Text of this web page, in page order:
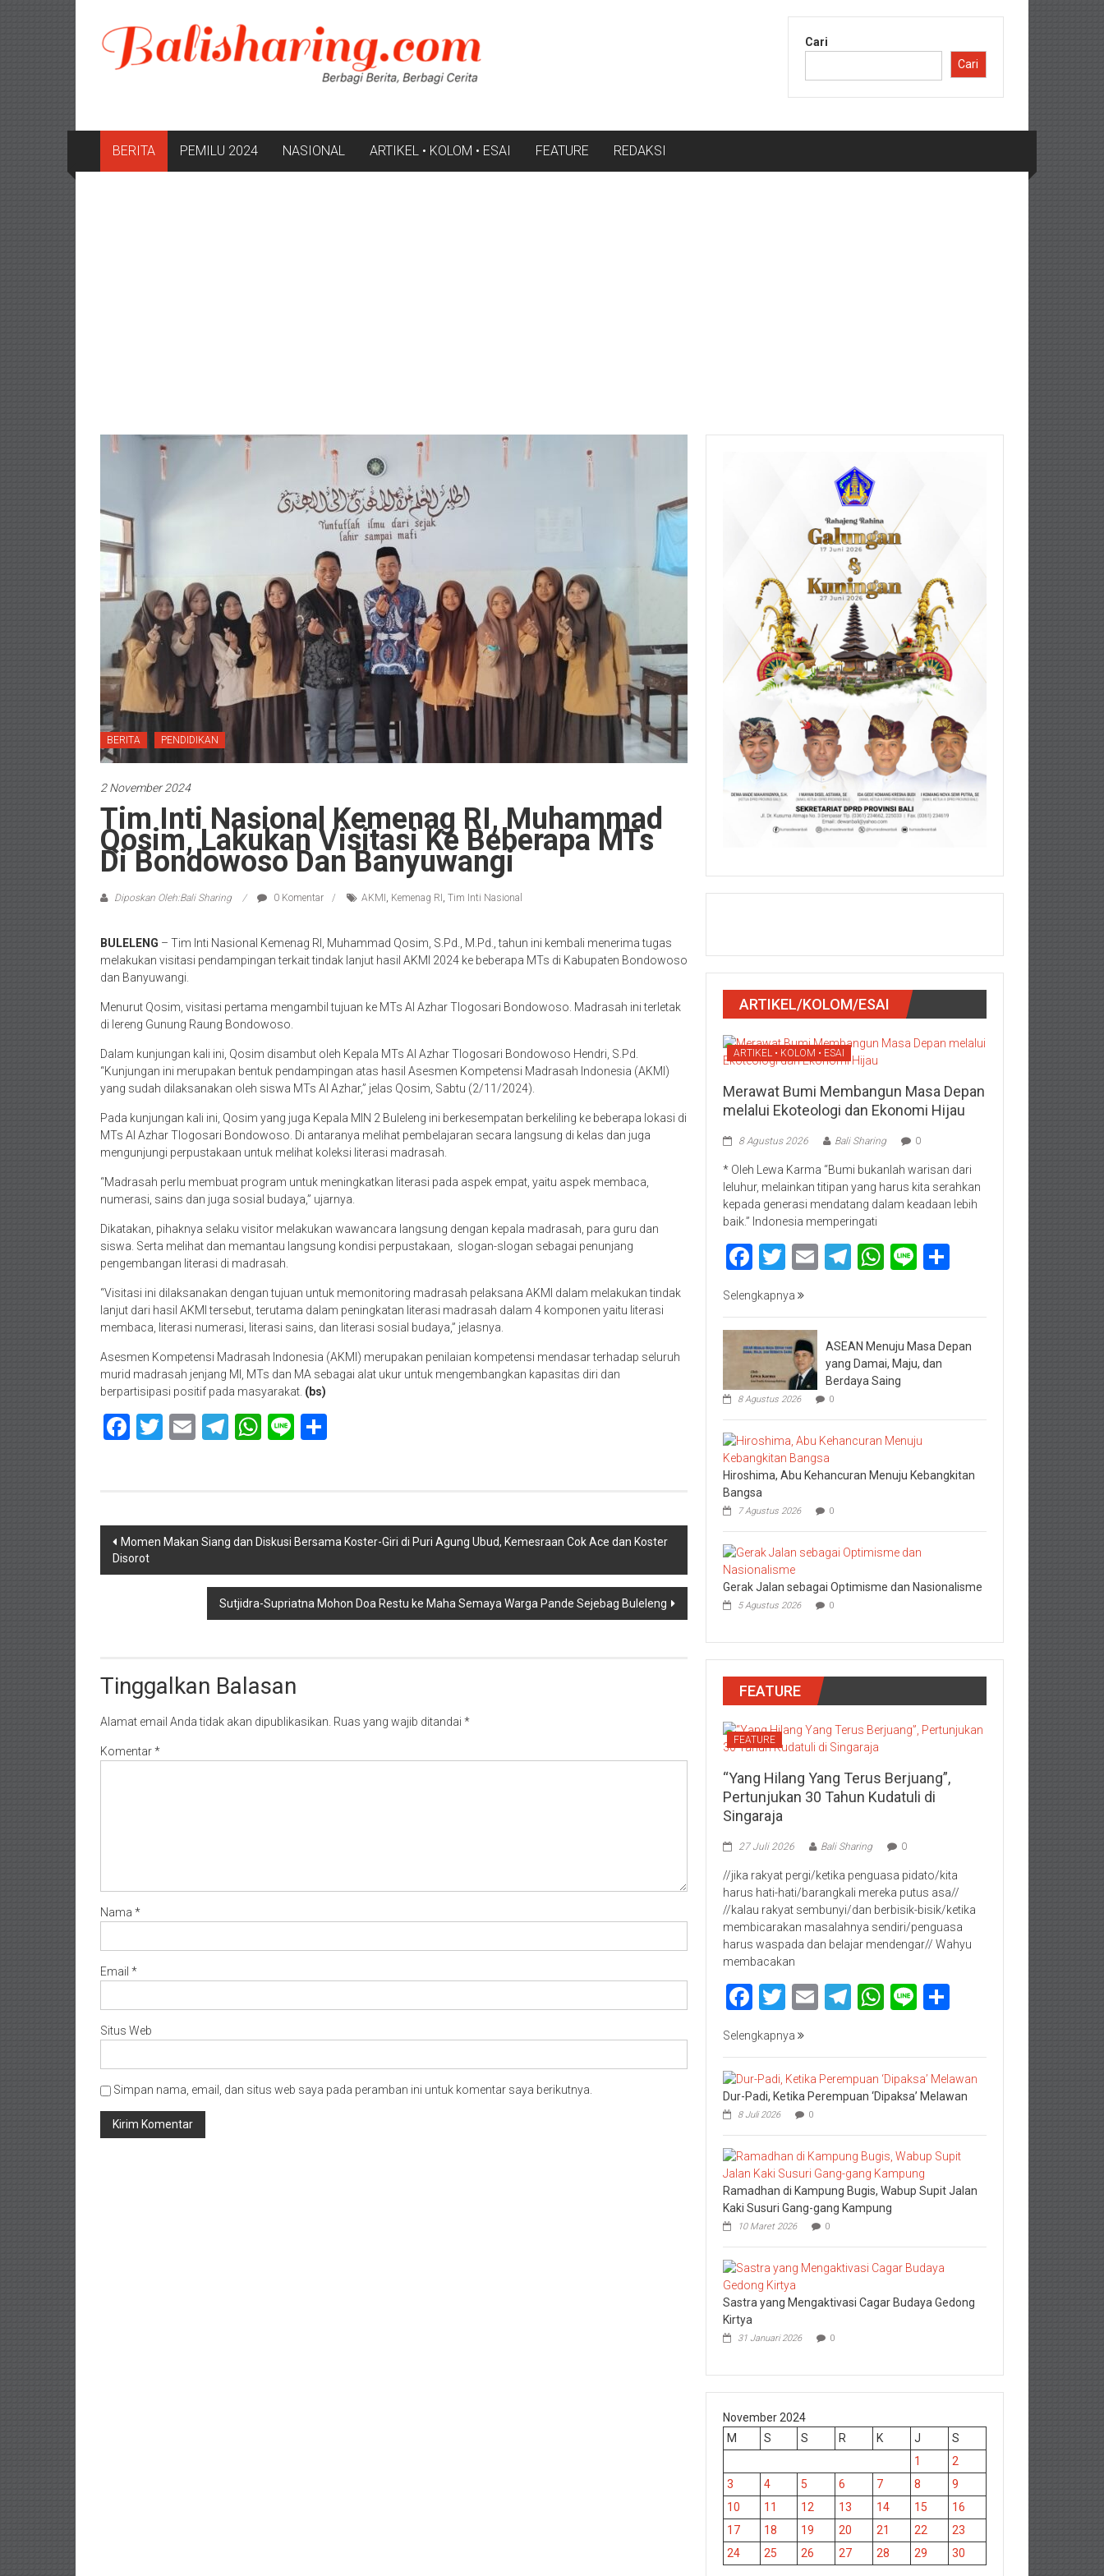
konten
Cari
Cari
BERITA PEMILU 2024 NASIONAL ARTIKEL • KOLOM • ESAI FEATURE REDAKSI
BERITA PENDIDIKAN
2 November 2024
Tim Inti Nasional Kemenag RI, Muhammad
Qosim, Lakukan Visitasi Ke Beberapa MTs
Di Bondowoso Dan Banyuwangi
Diposkan Oleh:Bali Sharing 0 Komentar AKMI , Kemenag RI , Tim Inti Nasional
BULELENG – Tim Inti Nasional Kemenag RI, Muhammad Qosim, S.Pd., M.Pd., tahun ini kembali menerima tugas
melakukan visitasi pendampingan terkait tindak lanjut hasil AKMI 2024 ke beberapa MTs di Kabupaten Bondowoso
dan Banyuwangi.
Menurut Qosim, visitasi pertama mengambil tujuan ke MTs Al Azhar Tlogosari Bondowoso. Madrasah ini terletak
di lereng Gunung Raung Bondowoso.
Dalam kunjungan kali ini, Qosim disambut oleh Kepala MTs Al Azhar Tlogosari Bondowoso Hendri, S.Pd.
“Kunjungan ini merupakan bentuk pendampingan atas hasil Asesmen Kompetensi Madrasah Indonesia (AKMI)
yang sudah dilaksanakan oleh siswa MTs Al Azhar,” jelas Qosim, Sabtu (2/11/2024).
Pada kunjungan kali ini, Qosim yang juga Kepala MIN 2 Buleleng ini berkesempatan berkeliling ke beberapa lokasi di
MTs Al Azhar Tlogosari Bondowoso. Di antaranya melihat pembelajaran secara langsung di kelas dan juga
mengunjungi perpustakaan untuk melihat koleksi literasi madrasah.
“Madrasah perlu membuat program untuk meningkatkan literasi pada aspek empat, yaitu aspek membaca,
numerasi, sains dan juga sosial budaya,” ujarnya.
Dikatakan, pihaknya selaku visitor melakukan wawancara langsung dengan kepala madrasah, para guru dan
siswa. Serta melihat dan memantau langsung kondisi perpustakaan, slogan-slogan sebagai penunjang
pengembangan literasi di madrasah.
“Visitasi ini dilaksanakan dengan tujuan untuk memonitoring madrasah pelaksana AKMI dalam melakukan tindak
lanjut dari hasil AKMI tersebut, terutama dalam peningkatan literasi madrasah dalam 4 komponen yaitu literasi
membaca, literasi numerasi, literasi sains, dan literasi sosial budaya,” jelasnya.
Asesmen Kompetensi Madrasah Indonesia (AKMI) merupakan penilaian kompetensi mendasar terhadap seluruh
murid madrasah jenjang MI, MTs dan MA sebagai alat ukur untuk mengembangkan kapasitas diri dan
berpartisipasi positif pada masyarakat. (bs)
Facebook
Twitter
EmailTelegram
WhatsApp
Line
Navigasi
pos
Momen Makan Siang dan Diskusi Bersama Koster-Giri di Puri Agung Ubud, Kemesraan Cok Ace dan Koster
Disorot
Sutjidra-Supriatna Mohon Doa Restu ke Maha Semaya Warga Pande Sejebag Buleleng
Tinggalkan Balasan
Alamat email Anda tidak akan dipublikasikan. Ruas yang wajib ditandai *
Komentar*
Nama *
Email *
Situs Web
Simpan nama, email, dan situs web saya pada peramban ini untuk komentar saya berikutnya.
ARTIKEL/KOLOM/ESAI
ARTIKEL • KOLOM • ESAI
Merawat Bumi Membangun Masa Depan
melalui Ekoteologi dan Ekonomi Hijau
8 Agustus 2026 Bali Sharing 0
* Oleh Lewa Karma “Bumi bukanlah warisan dari
leluhur, melainkan titipan yang harus kita serahkan
kepada generasi mendatang dalam keadaan lebih
baik.” Indonesia memperingati
Facebook
Twitter
EmailTelegram
WhatsApp
Line
Selengkapnya
ASEAN Menuju Masa Depan
yang Damai, Maju, dan
Berdaya Saing
8 Agustus 2026 0
Hiroshima, Abu Kehancuran Menuju Kebangkitan
Bangsa
7 Agustus 2026 0
Gerak Jalan sebagai Optimisme dan Nasionalisme
5 Agustus 2026 0
FEATURE
FEATURE
“Yang Hilang Yang Terus Berjuang”,
Pertunjukan 30 Tahun Kudatuli di
Singaraja
27 Juli 2026 Bali Sharing 0
//jika rakyat pergi/ketika penguasa pidato/kita
harus hati-hati/barangkali mereka putus asa//
//kalau rakyat sembunyi/dan berbisik-bisik/ketika
membicarakan masalahnya sendiri/penguasa
harus waspada dan belajar mendengar// Wahyu
membacakan
Facebook
Twitter
EmailTelegram
WhatsApp
Line
Selengkapnya
Dur-Padi, Ketika Perempuan ‘Dipaksa’ Melawan
8 Juli 2026 0
Ramadhan di Kampung Bugis, Wabup Supit Jalan
Kaki Susuri Gang-gang Kampung
10 Maret 2026 0
Sastra yang Mengaktivasi Cagar Budaya Gedong
Kirtya
31 Januari 2026 0
November 2024
M
S S R K J
S
1
2
3
4 5 6 7 8
9
10
11 12 13 14 15
16
17
18 19 20 21 22
23
24
25 26 27 28 29 30